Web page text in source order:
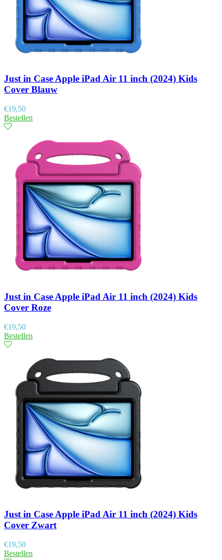
Just in Case Apple iPad Air 11 inch (2024) Kids
Cover Blauw
€19,50
Bestellen
Just in Case Apple iPad Air 11 inch (2024) Kids
Cover Roze
€19,50
Bestellen
Just in Case Apple iPad Air 11 inch (2024) Kids
Cover Zwart
€19,50
Bestellen